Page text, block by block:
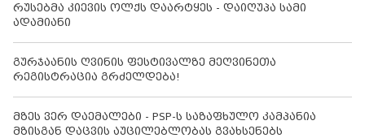
რუსებმა კიევის ოლქს დაარტყეს - დაიღუპა სამი
ადამიანი
გურჯაანის ღვინის ფესტივალზე მეღვინეთა
რეგისტრაცია გრძელდება!
მზეს ვერ დაემალები - PSP-ს საზაფხულო კამპანია
მზისგან დაცვის აუცილებლობას გვახსენებს